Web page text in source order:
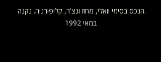
.הנכס בסימי וואלי, מחוז ונצ'ר, קליפורניה. נקנה
במאי 1992